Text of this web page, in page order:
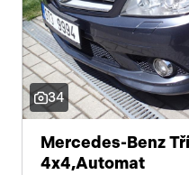
34
Mercedes-Benz
4x4,Automat